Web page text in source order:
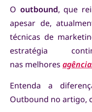
O outbound, que
apesar de,
técnicas de
estratégia
nas melhores
Entenda a
Outbound no artigo,